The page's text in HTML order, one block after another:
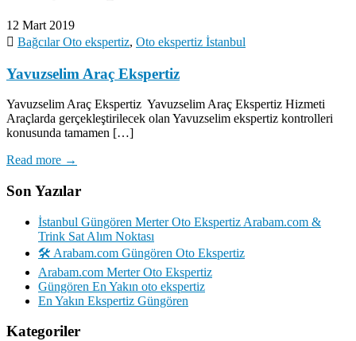
12 Mart 2019
Bağcılar Oto ekspertiz, Oto ekspertiz İstanbul
Yavuzselim Araç Ekspertiz
Yavuzselim Araç Ekspertiz Yavuzselim Araç Ekspertiz Hizmeti
Araçlarda gerçekleştirilecek olan Yavuzselim ekspertiz kontrolleri
konusunda tamamen […]
Read more →
Son Yazılar
İstanbul Güngören Merter Oto Ekspertiz Arabam.com &
Trink Sat Alım Noktası
🛠️ Arabam.com Güngören Oto Ekspertiz
Arabam.com Merter Oto Ekspertiz
Güngören En Yakın oto ekspertiz
En Yakın Ekspertiz Güngören
Kategoriler